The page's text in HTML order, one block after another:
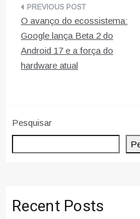
Navegação
de
artigos
O avanço do ecossistema:
Google lança Beta 2 do
Android 17 e a força do
hardware atual
Pesquisar
Recent Posts